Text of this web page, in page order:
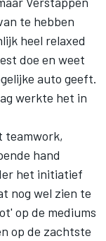
te hebben
heel relaxed
doe en weet
auto geeft.
werkte het in
teamwork,
hand
het initiatief
nog wel zien te
op de mediums
op de zachtste